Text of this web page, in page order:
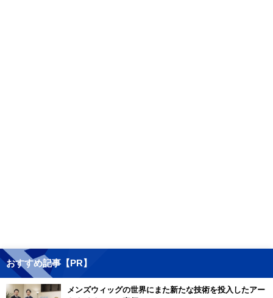
おすすめ記事【PR】
メンズウィッグの世界にまた新たな技術を投入したアー